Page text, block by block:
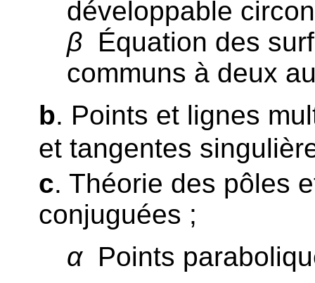
développable
β Équation des
communs à deux
b. Points et lignes
et tangentes
c. Théorie des pôles
conjuguées ;
αPoints